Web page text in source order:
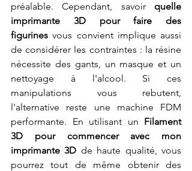
préalable. Cependant, savoir quelle
imprimante 3D pour faire des
figurines vous convient implique aussi
de considérer les contraintes : la résine
nécessite des gants, un masque et un
nettoyage à l'alcool. Si ces
manipulations vous rebutent,
l'alternative reste une machine FDM
performante. En utilisant un Filament
3D pour commencer avec mon
imprimante 3D de haute qualité, vous
pourrez tout de même obtenir des